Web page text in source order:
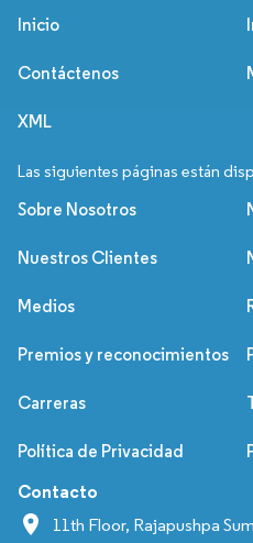
Inicio
Contáctenos
XML
Las siguientes páginas están
Sobre Nosotros
Nuestros Clientes
Medios
Premios y reconocimientos
Carreras
Política de Privacidad
Contacto
11th Floor, Rajapushpa